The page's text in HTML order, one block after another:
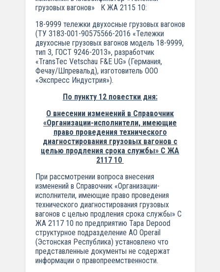
грузовых вагонов» К ЖА 2115 10:
18-9999 тележки двухосные грузовых вагонов
(ТУ 3183-001-90575566-2016 «Тележки
двухосные грузовых вагонов модель 18-9999,
тип 3, ГОСТ 9246-2013», разработчик
«TransTec Vetschau F&E UG» (Германия,
Фечау/Шпревальд), изготовитель ООО
«Экспресс Индустрия»).
По пункту 12 повестки дня:
О внесении изменений в Справочник
«Организации-исполнители, имеющие
право проведения технического
диагностирования грузовых вагонов с
целью продления срока службы» С ЖА
2117 10
При рассмотрении вопроса внесения
изменений в Справочник «Организации-
исполнители, имеющие право проведения
технического диагностирования грузовых
вагонов с целью продления срока службы» С
ЖА 2117 10 по предприятию Тара Depood
структурное подразделение АО Operail
(Эстонская Республика) установлено что
представленные документы не содержат
информации о правопреемственности.